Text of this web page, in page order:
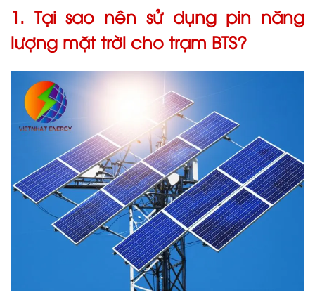
1. Tại sao nên sử dụng pin năng
lượng mặt trời cho trạm BTS?